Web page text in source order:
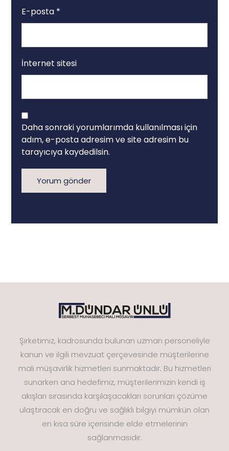
E-posta *
İnternet sitesi
Daha sonraki yorumlarımda kullanılması için
adım, e-posta adresim ve site adresim bu
tarayıcıya kaydedilsin.
Yorum gönder
Şirketimiz, kadrosunda bulunan uzman personeliyle
kanun ve ilgili mevzuat çerçevesinde müşterilerine
mali müşavirlik hizmetleri sunmaktadır. Bu hizmetleri
sunarken ana hedefimiz, müşterilerimizin kendi iş
akışları sırasında karşılaşacakları sorunları çözüme
ulaştıracak en doğru ve sağlıklı bilgiyi mümkün olan
en kısa süre içerisinde elde etmelerinin
sağlanmasıdır.